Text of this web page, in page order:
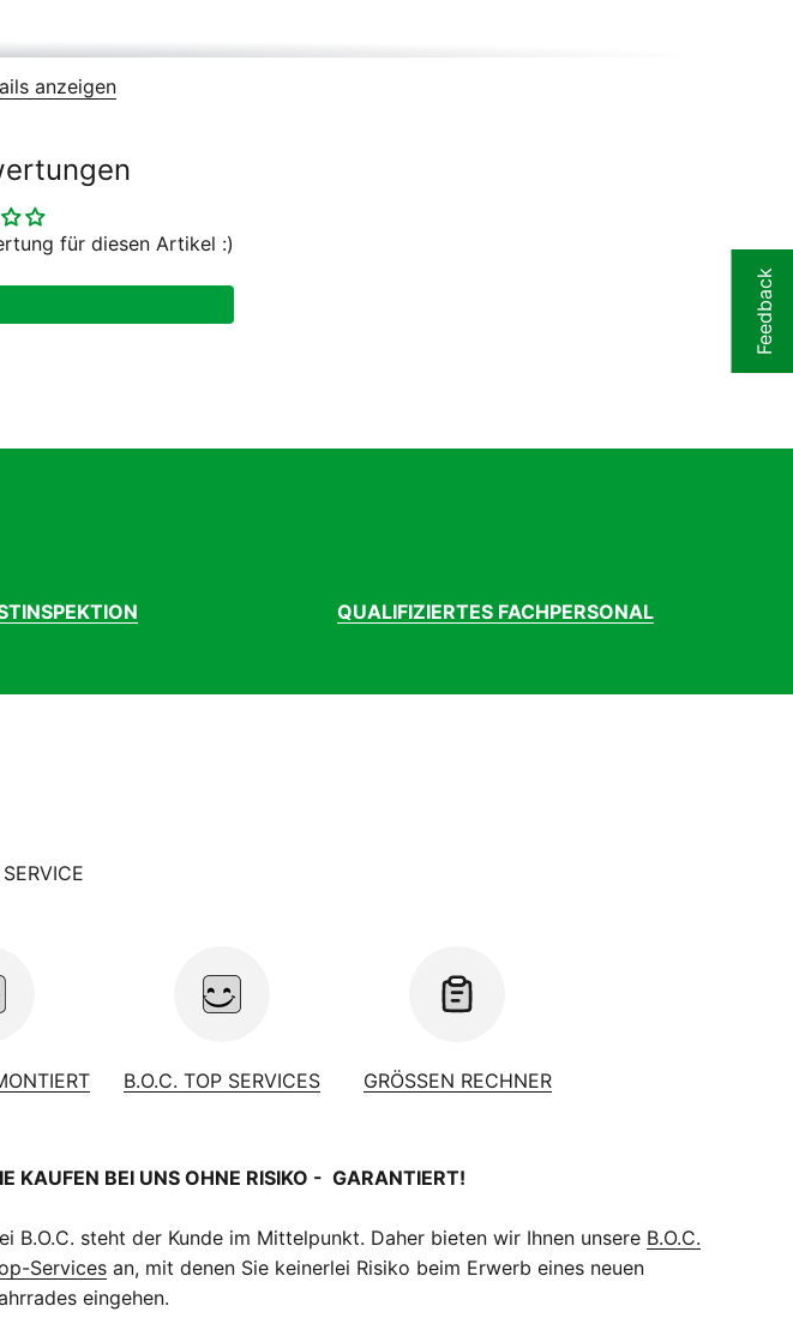
anzeigen
für diesen Artikel :)
QUALIFIZIERTES FACHPERSONAL
B.O.C. TOP SERVICES GRÖSSEN RECHNER
KAUFEN BEI UNS OHNE RISIKO - GARANTIERT!
B.O.C. steht der Kunde im Mittelpunkt. Daher bieten wir Ihnen unsere B.O.C.
Services an, mit denen Sie keinerlei Risiko beim Erwerb eines neuen
eingehen.
Feedback